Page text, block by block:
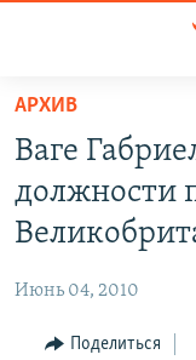
Перейти
основному
содержанию
Перейти
основной
Перейти
ПОЛИТИКА
ЭКОНОМИКА
РЕГИОН
АРХИВ
Ваге
должности
Июнь 04, 2010
Поделиться